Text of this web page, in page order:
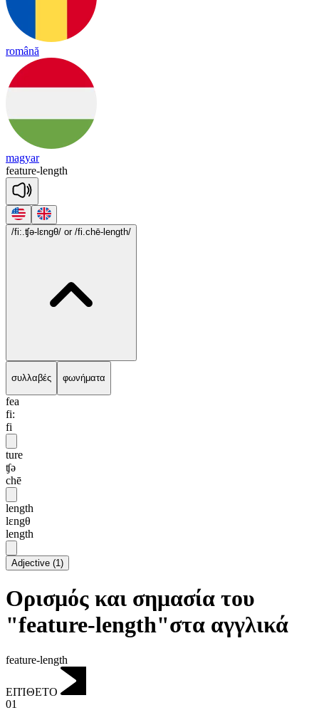
română
magyar
feature-length
/fi:.ʧə-lɛngθ/ or /fi.chē-length/
συλλαβές φωνήματα
fea
fi:
fi
ture
ʧə
chē
length
lɛngθ
length
Adjective (1)
Ορισμός και σημασία του
"feature-length"στα αγγλικά
feature-length
ΕΠΊΘΕΤΟ
01